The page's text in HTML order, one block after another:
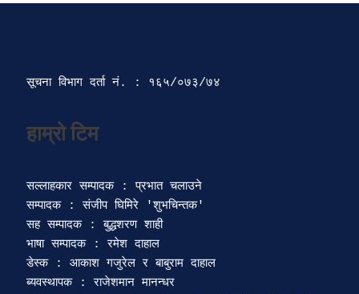
सूचना विभाग दर्ता‍ नं. : १६५/०७३/७४
हाम्रो टिम
सल्लाहकार सम्पादक : प्रभात चलाउने
सम्पादक : संजीप घिमिरे 'शुभचिन्तक'
सह सम्पादक : बुद्धशरण शाही
भाषा सम्पादक : रमेश दाहाल
डेस्क : आकाश गजुरेल र बाबुराम दाहाल
ब्यवस्थापक : राजेशमान मानन्धर